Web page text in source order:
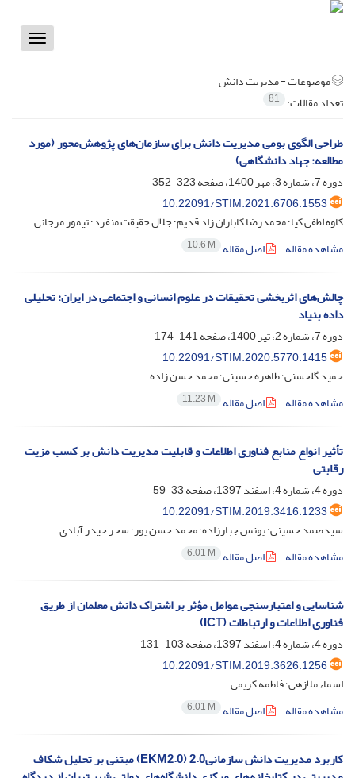
Toggle
موضوعات =مدیریت دانش
تعداد مقالات: 81
طراحی الگوی بومی مدیریت دانش برای سازمان‌های پژوهش‌محور (مورد
مطالعه: جهاد دانشگاهی)
دوره 7، شماره 3، مهر 1400، صفحه
323-352
10.22091/STIM.2021.6706.1553
کاوه لطفی کیا؛ محمدرضا کاباران زاد قدیم؛ جلال حقیقت منفرد؛ تیمور مرجانی
مشاهده مقاله
اصل مقاله 10.6 M
چالش‌های اثربخشی تحقیقات در علوم انسانی و اجتماعی در ایران: تحلیلی
داده بنیاد
دوره 7، شماره 2، تیر 1400، صفحه
141-174
10.22091/STIM.2020.5770.1415
حمید گلحسنی؛ طاهره حسینی؛ محمد حسن زاده
مشاهده مقاله
اصل مقاله 11.23 M
تأثیر انواع منابع فناوری اطلاعات و قابلیت مدیریت دانش بر کسب مزیت
رقابتی
دوره 4، شماره 4، اسفند 1397، صفحه
33-59
10.22091/STIM.2019.3416.1233
سیدصمد حسینی؛ یونس جبارزاده؛ محمد حسن پور؛ سحر حیدر آبادی
مشاهده مقاله
اصل مقاله 6.01 M
شناسایی و اعتبارسنجی عوامل مؤثر بر اشتراک دانش معلمان از طریق
فناوری اطلاعات و ارتباطات (ICT)
دوره 4، شماره 4، اسفند 1397، صفحه
103-131
10.22091/STIM.2019.3626.1256
اسماء ملازهی؛ فاطمه کریمی
مشاهده مقاله
اصل مقاله 6.01 M
کاربرد مدیریت دانش سازمانی2.0 (EKM2.0) مبتنی بر تحلیل شکاف